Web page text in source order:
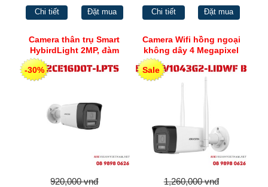
Chi tiết Đặt mua Chi tiết Đặt mua
Camera thân trụ Smart
HybirdLight 2MP, đàm
thoại 2 chiều Hikvision DS-
2CE16D0T-LPTS
-30%
920,000 vnđ
Camera Wifi hồng ngoại
không dây 4 Megapixel
HIKVISION DS-2CV1043G2-
LIDWF B
Sale
1,260,000 vnđ